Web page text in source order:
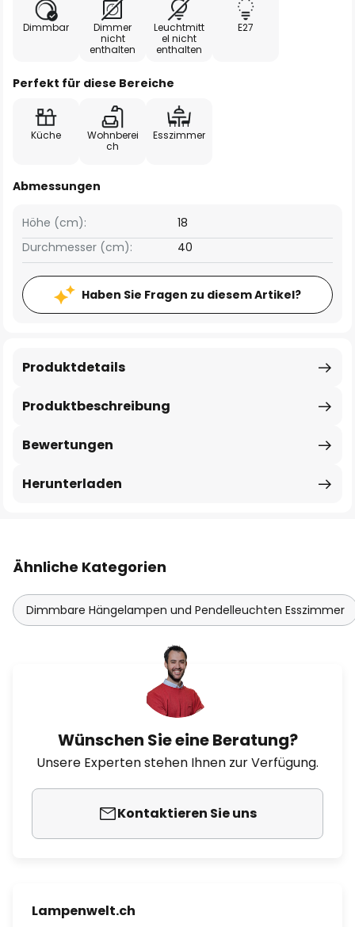
Dimmbar
Dimmer
nicht
enthalten
Leuchtmitt
el nicht
enthalten
E27
Perfekt für diese Bereiche
Küche
Wohnberei
ch
Esszimmer
Abmessungen
Höhe (cm):
18
Durchmesser (cm):
40
Haben Sie Fragen zu diesem Artikel?
Produktbeschreibung
Produktdetails
Bewertungen
Herunterladen
Ähnliche Kategorien
Dimmbare Hängelampen und Pendelleuchten Esszimmer
Wünschen Sie eine Beratung?
Unsere Experten stehen Ihnen zur Verfügung.
Kontaktieren Sie uns
Lampenwelt.ch